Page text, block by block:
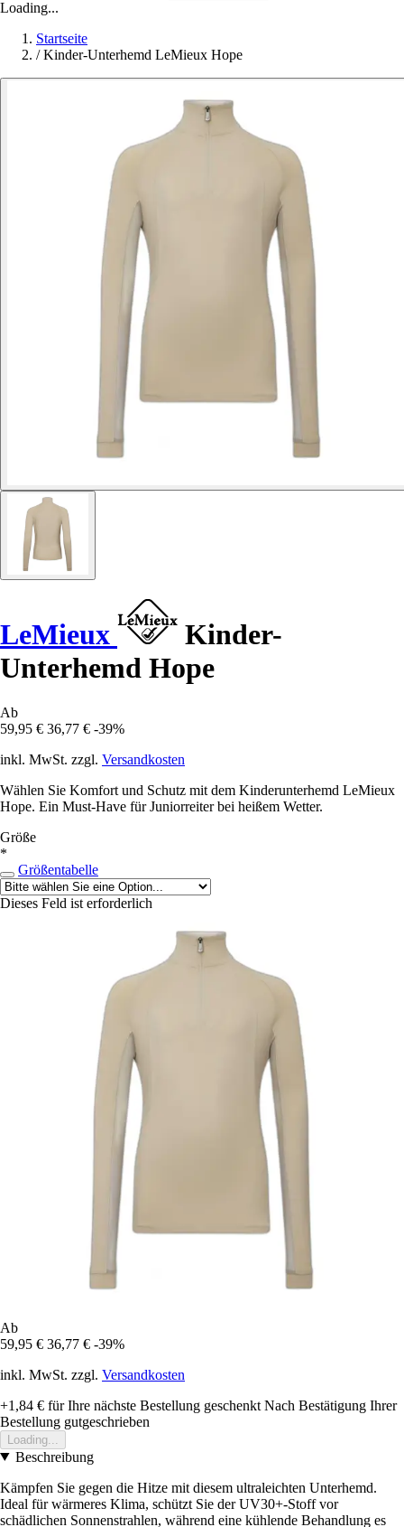
Loading...
Startseite
/ Kinder-Unterhemd LeMieux Hope
LeMieux
Kinder-
Unterhemd Hope
Ab
59,95 € 36,77 € -39%
inkl. MwSt. zzgl. Versandkosten
Wählen Sie Komfort und Schutz mit dem Kinderunterhemd LeMieux
Hope. Ein Must-Have für Juniorreiter bei heißem Wetter.
Größe
*
Größentabelle
Dieses Feld ist erforderlich
Ab
59,95 € 36,77 € -39%
inkl. MwSt. zzgl. Versandkosten
+1,84 € für Ihre nächste Bestellung geschenkt Nach Bestätigung Ihrer
Bestellung gutgeschrieben
Loading...
Beschreibung
Kämpfen Sie gegen die Hitze mit diesem ultraleichten Unterhemd.
Ideal für wärmeres Klima, schützt Sie der UV30+-Stoff vor
schädlichen Sonnenstrahlen, während eine kühlende Behandlung es